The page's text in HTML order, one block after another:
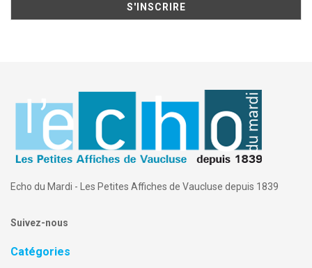
Echo du Mardi - Les Petites Affiches de Vaucluse depuis 1839
Suivez-nous
Catégories